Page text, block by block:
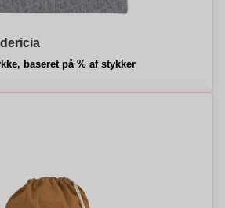
baseret på % af stykker